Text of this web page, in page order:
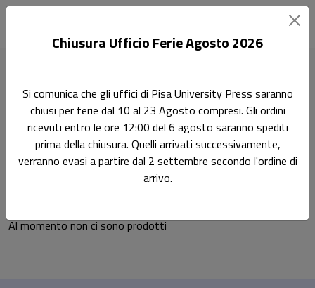
Organizzazione Aziendale 13/ECON-08
DidatticaOrganizzazione
Aziendale 13/ECON-08
Al momento non ci sono prodotti
Chiusura Ufficio Ferie Agosto 2026
Si comunica che gli uffici di Pisa University Press saranno
chiusi per ferie dal 10 al 23 Agosto compresi. Gli ordini
ricevuti entro le ore 12:00 del 6 agosto saranno spediti
prima della chiusura. Quelli arrivati successivamente,
verranno evasi a partire dal 2 settembre secondo l'ordine di
arrivo.